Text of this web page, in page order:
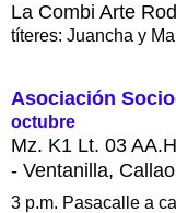
La Combi Arte
títeres: Juancha y
Asociación
octubre
Mz. K1 Lt. 03
- Ventanilla,
3 p.m. Pasacalle a